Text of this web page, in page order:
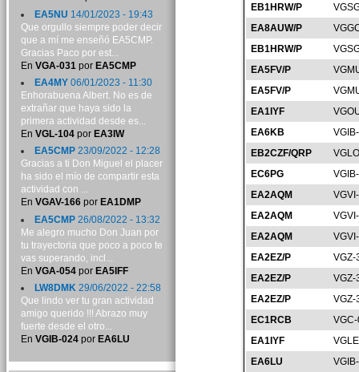
EB1HRW/P
EA8AUW/P
EB1HRW/P
EA5FV/P
EA5FV/P
EA1IYF
EA6KB
EB2CZF/QRP
EC6PG
EA2AQM
EA2AQM
EA2AQM
EA2EZ/P
VGZ-
EA2EZ/P
VGZ-
EA2EZ/P
VGZ-
EC1RCB
EA1IYF
EA6LU
EA5NU 14/01/2023 - 19:43
Que orgullo siempre poder decir
que a mí me enseñó EA5CMP.
Gracias Paco por est...
En VGA-031 por EA5CMP
EA4MY06/01/2023 - 11:30
Enhorabuena Albert. No es de
extrañar que haya sido la
primera actividad desde es...
En VGL-104por EA3IW
EA5CMP23/09/2022 - 12:28
Gracias a ti Don Miguel el placer
ha sido el mío de compartir esta
actividad con ...
En VGAV-166por EA1DMP
EA5CMP26/08/2022 - 13:32
Me alegro mucho Don Juan por
tu trayectoria que poco a poco te
vas superando, incl...
En VGA-054por EA5IFF
LW8DMK29/06/2022 - 22:58
Que lindo ver tu gran actividad
amigo querido !!! Abrazo muy
fuerte desde el otro...
En VGIB-024por EA6LU